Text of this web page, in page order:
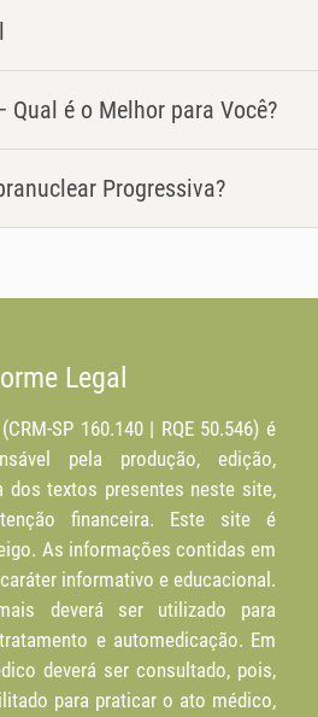
Qual é o Melhor para Você?
Progressiva?
Legal
SP 160.140 | RQE 50.546) é
pela produção, edição,
dos textos presentes neste site,
financeira. Este site é
As informações contidas em
informativo e educacional.
deverá ser utilizado para
e automedicação. Em
deverá ser consultado, pois,
para praticar o ato médico,